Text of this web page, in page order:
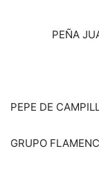
PEÑA
PEPE DE
GRUPO